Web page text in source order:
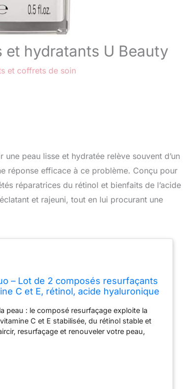
hydratants U Beauty
et coffrets de soin
peau lisse et hydratée relève souvent d’un
réponse efficace à ce problème. Conçu pour
réparatrices du rétinol et bienfaits de l’acide
et rajeuni, tout en lui procurant une
– Lot de 2 composés resurfaçants
C et E, rétinol, acide hyaluronique
peau : le composé resurfaçage exploite la
C et E stabilisée, du rétinol stable et
resurfaçage et renouveler votre peau,
maximal : piloté par la
combine les cinq tailles d'acide
jusqu'à 48 heures d'hydratation avec le
peptides et d'AHA du composé resurfaçant.